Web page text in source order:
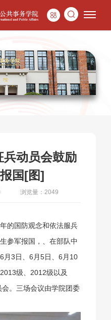
兵动员会鼓励
国[图]
浏览量：2049
的国防观念和依法服兵
参军报国，、在部队中
月3日、6月5日、6月10
级、2012级以及
。三场会议由学院团委